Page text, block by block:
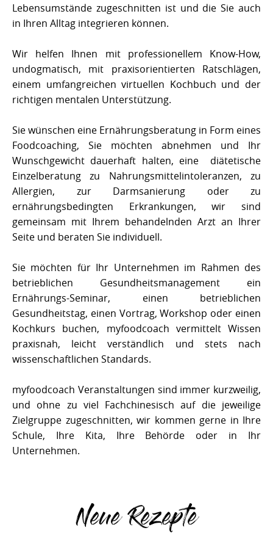
Lebensumstände zugeschnitten ist und die Sie auch
in Ihren Alltag integrieren können.
Wir helfen Ihnen mit professionellem Know-How,
undogmatisch, mit praxisorientierten Ratschlägen,
einem umfangreichen virtuellen Kochbuch und der
richtigen mentalen Unterstützung.
Sie wünschen eine Ernährungsberatung in Form eines
Foodcoaching, Sie möchten abnehmen und Ihr
Wunschgewicht dauerhaft halten, eine diätetische
Einzelberatung zu Nahrungsmittelintoleranzen, zu
Allergien, zur Darmsanierung oder zu
ernährungsbedingten Erkrankungen, wir sind
gemeinsam mit Ihrem behandelnden Arzt an Ihrer
Seite und beraten Sie individuell.
Sie möchten für Ihr Unternehmen im Rahmen des
betrieblichen Gesundheitsmanagement ein
Ernährungs-Seminar, einen betrieblichen
Gesundheitstag, einen Vortrag, Workshop oder einen
Kochkurs buchen, myfoodcoach vermittelt Wissen
praxisnah, leicht verständlich und stets nach
wissenschaftlichen Standards.
myfoodcoach Veranstaltungen sind immer kurzweilig,
und ohne zu viel Fachchinesisch auf die jeweilige
Zielgruppe zugeschnitten, wir kommen gerne in Ihre
Schule, Ihre Kita, Ihre Behörde oder in Ihr
Unternehmen.
Neue Rezepte